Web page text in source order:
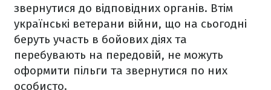
звернутися до відповідних органів. Втім
українські ветерани війни, що на сьогодні
беруть участь в бойових діях та
перебувають на передовій, не можуть
оформити пільги та звернутися по них
особисто.